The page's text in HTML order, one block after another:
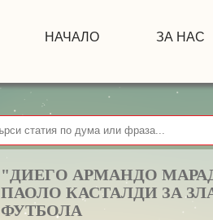
НАЧАЛО ЗА НАС
"ДИЕГО АРМАНДО
ПАОЛО КАСТАЛДИ ЗА
ФУТБОЛА